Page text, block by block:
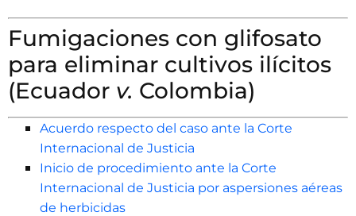
Fumigaciones con glifosato
para eliminar cultivos ilícitos
(Ecuador v. Colombia)
Acuerdo respecto del caso ante la Corte
Internacional de Justicia
Inicio de procedimiento ante la Corte
Internacional de Justicia por aspersiones aéreas
de herbicidas